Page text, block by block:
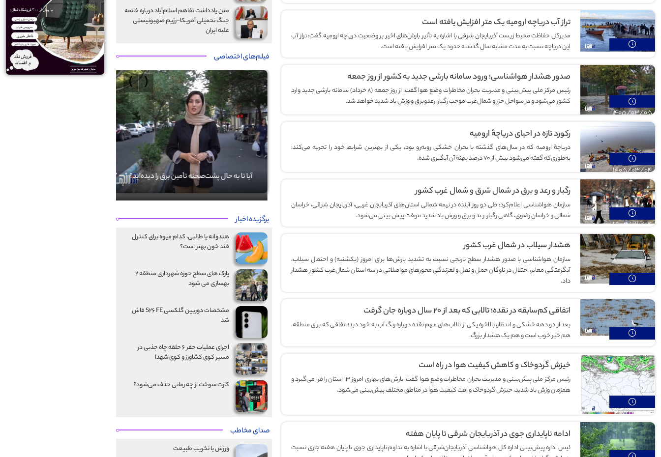
تراز آب دریاچه ارومیه یک متر افزایش یافته است
مدیرکل حفاظت محیط زیست آذربایجان شرقی با اشاره به تأثیر بارش‌های اخیر بر وضعیت دریاچه ارومیه گفت: تراز آب
این دریاچه نسبت به مدت مشابه سال گذشته حدود یک متر افزایش یافته است.
1405/03/05
صدور هشدار هواشناسی؛ ورود سامانه بارشی جدید به کشور از روز جمعه
رئیس مرکز ملی پیش‌بینی و مدیریت بحران مخاطرات وضع هوا گفت: از روز جمعه (۸ خرداد) سامانه بارشی جدید وارد
کشور می‌شود و در سواحل خزر و شمال‌غرب موجب رگبار، رعدوبرق و وزش باد شدید خواهد شد.
1405/03/04
رکورد تازه در احیای دریاچۀ ارومیه
دریاچۀ ارومیه که در سال‌های گذشته با بحران خشکی روبه‌رو بود، یکی از بهترین شرایط خود را تجربه می‌کند؛
به‌طوری‌که گفته می‌شود بیش از ۷۰ درصد پهنۀ آن آبگیری شده.
1405/03/04
رگبار و رعد و برق در شمال شرق و شمال غرب کشور
سازمان هواشناسی اعلام‌کرد: طی دو روز آینده در نیمه شمالی استان‌های آذربایجان غربی، آذربایجان شرقی، خراسان
شمالی و خراسان رضوی، گاهی رگبار، رعد و برق و وزش باد شدید موقت پیش بینی می‌شود.
هشدار سیلاب در شمال غرب کشور
سازمان هواشناسی با صدور هشدار سطح نارنجی نسبت به تشدید بارش‌ها برای امروز (یکشنبه) و احتمال سیلاب،
آبگرفتگی معابر، اختلال در ناوگان حمل و نقل و لغزندگی محورهای مواصلاتی در سه استان شمال‌غرب کشور هشدار
داد.
اتفاقی کم‌سابقه در نقده؛ تالابی که بعد از ۲۰ سال دوباره جان گرفت
بعد از دو دهه خشکی و انتظار، بالاخره یکی از تالاب‌های مهم نقده دوباره رنگ آب به خود دید؛ اتفاقی که برای منطقه،
هم خبر خوب است و هم یک هشدار بزرگ.
1405/03/02
خیزش گردوخاک و کاهش کیفیت هوا در راه است
رئیس مرکز ملی پیش‌بینی و مدیریت بحران مخاطرات وضع هوا گفت: بارش‌های بهاری امروز ۱۳ استان را فرا می‌گیرد و
همزمان وزش باد شدید، خیزش گردوخاک و افت کیفیت هوا در مناطق مختلف پیش‌بینی می‌شود.
ادامه ناپایداری جوی در آذربایجان شرقی تا پایان هفته
ئیس اداره پیش‌بینی اداره کل هواشناسی آذربایجان‌شرقی با اشاره به تداوم ناپایداری جوی تا پایان هفته جاری نسبت
متن یادداشت تفاهم اسلام‌آباد درباره خاتمه
جنگ تحمیلی آمریکا-رژیم صهیونیستی
علیه ایران
فیلم‌های اختصاصی
سال‌های آبی،
کرد؟
آیا تا به حال پشت‌صحنه تأمین برق را دیده‌اید؟
‹
›
برگزیده اخبار
هندوانه یا طالبی، کدام‌ میوه برای کنترل
قند خون بهتر است؟
پارک های سطح حوزه شهرداری منطقه ۲
بهسازی می شود
مشخصات دوربین گلکسی S۲۶ FE فاش
شد
اجرای عملیات حفر ۶ حلقه چاه جذبی در
مسیر کوی کشاورز و کوی شهدا
کارت سوخت از چه زمانی حذف می‌شود؟
صدای مخاطب
ورزش یا تخریب طبیعت